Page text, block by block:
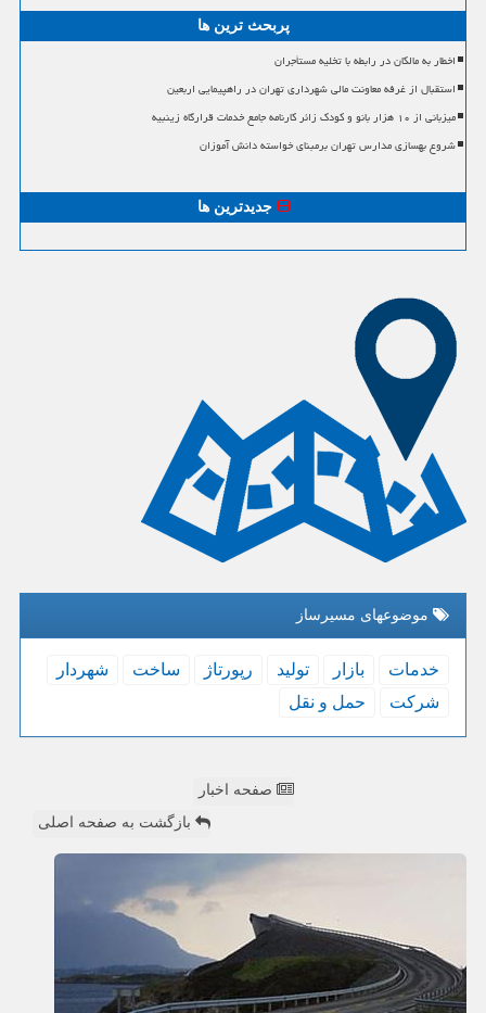
پربحث ترین ها
اخطار به مالکان در رابطه با تخلیه مستأجران
استقبال از غرفه معاونت مالی شهرداری تهران در راهپیمایی اربعین
میزبانی از ۱۰ هزار بانو و کودک زائر کارنامه جامع خدمات قرارگاه زینبیه
شروع بهسازی مدارس تهران برمبنای خواسته دانش آموزان
جدیدترین ها
موضوعهای مسیرساز
خدمات بازار تولید رپورتاژ ساخت
شهردار
شركت
حمل و نقل
صفحه اخبار
بازگشت به صفحه اصلی